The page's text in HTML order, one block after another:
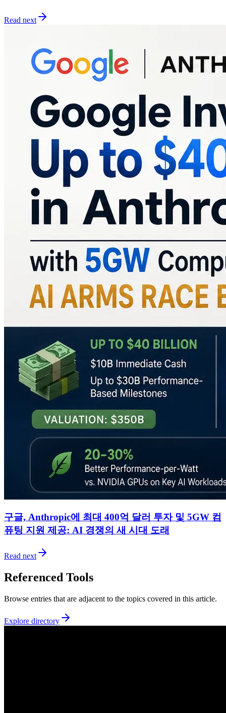
Read next
구글, Anthropic에 최대 400억 달러 투자 및 5GW 컴
퓨팅 지원 제공: AI 경쟁의 새 시대 도래
Read next
Referenced Tools
Browse entries that are adjacent to the topics covered in this article.
Explore directory